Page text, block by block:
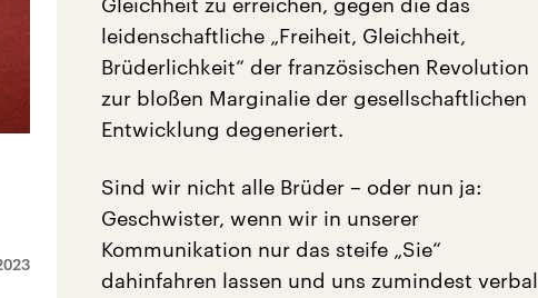
leidenschaftliche „Freiheit, Gleichheit,
Brüderlichkeit“ der französischen Revolution
zur bloßen Marginalie der gesellschaftlichen
Entwicklung degeneriert.
Sind wir nicht alle Brüder – oder nun ja:
Geschwister, wenn wir in unserer
Kommunikation nur das steife „Sie“
dahinfahren lassen und uns zumindest verbal